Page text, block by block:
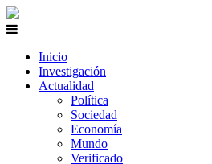
Inicio
Investigación
Actualidad
Política
Sociedad
Economía
Mundo
Verificado